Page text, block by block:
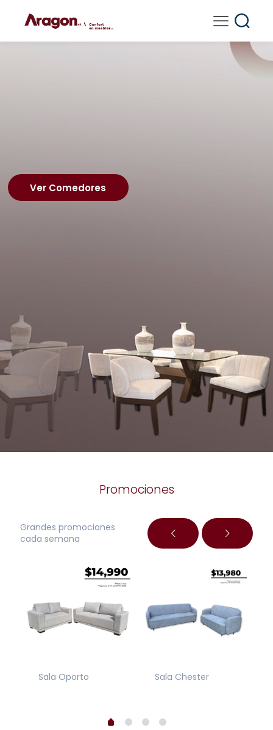
Ver Comedores
Promociones
Grandes promociones
cada semana
Sala Oporto Sala Chester